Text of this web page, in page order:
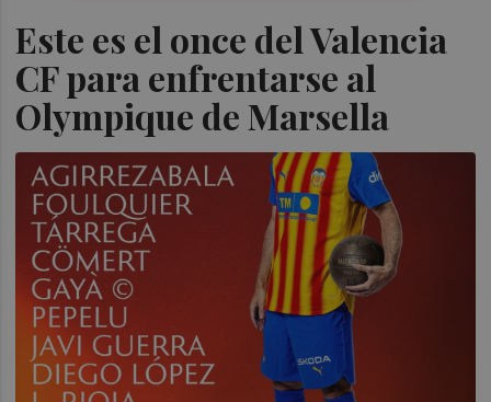
Este es el once del Valencia
CF para enfrentarse al
Olympique de Marsella